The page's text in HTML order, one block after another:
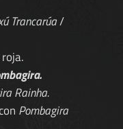
Trancarúa/
Rainha.
Pombagira